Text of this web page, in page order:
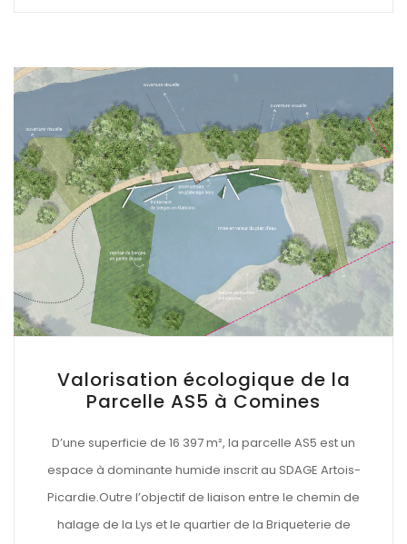
Valorisation écologique de la
Parcelle AS5 à Comines
D’une superficie de 16 397 m², la parcelle AS5 est un
espace à dominante humide inscrit au SDAGE Artois-
Picardie.Outre l’objectif de liaison entre le chemin de
halage de la Lys et le quartier de la Briqueterie de